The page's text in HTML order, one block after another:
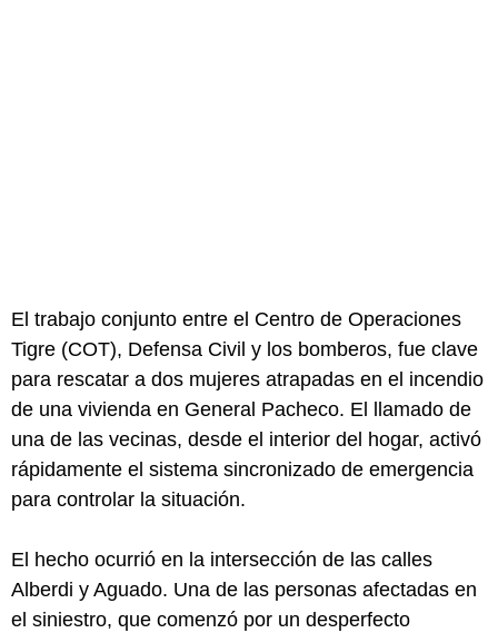
El trabajo conjunto entre el Centro de Operaciones
Tigre (COT), Defensa Civil y los bomberos, fue clave
para rescatar a dos mujeres atrapadas en el incendio
de una vivienda en General Pacheco. El llamado de
una de las vecinas, desde el interior del hogar, activó
rápidamente el sistema sincronizado de emergencia
para controlar la situación.
El hecho ocurrió en la intersección de las calles
Alberdi y Aguado. Una de las personas afectadas en
el siniestro, que comenzó por un desperfecto